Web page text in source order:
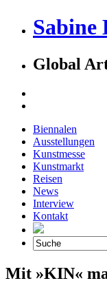
Sabine
Global
Biennalen
Ausstellungen
Kunstmesse
Kunstmarkt
Reisen
News
Interview
Kontakt
Mit »KIN«